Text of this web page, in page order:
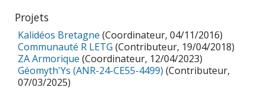
Projets
Kalidéos Bretagne (Coordinateur, 04/11/2016)
Communauté R LETG (Contributeur, 19/04/2018)
ZA Armorique (Coordinateur, 12/04/2023)
Géomyth'Ys (ANR-24-CE55-4499) (Contributeur,
07/03/2025)